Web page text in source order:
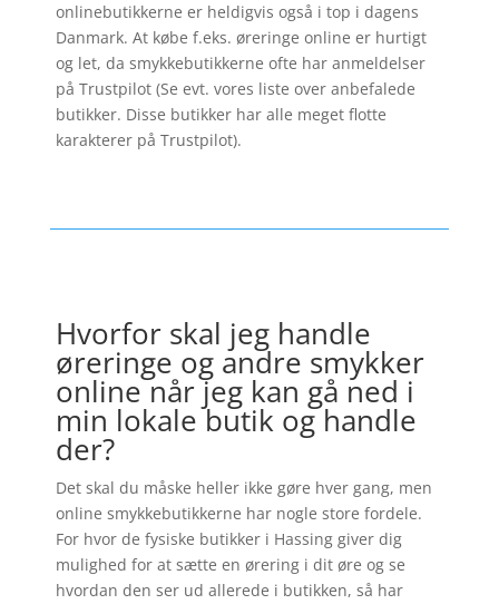
onlinebutikkerne er heldigvis også i top i dagens
Danmark. At købe f.eks. øreringe online er hurtigt
og let, da smykkebutikkerne ofte har anmeldelser
på Trustpilot (Se evt. vores liste over anbefalede
butikker. Disse butikker har alle meget flotte
karakterer på Trustpilot).
Hvorfor skal jeg handle
øreringe og andre smykker
online når jeg kan gå ned i
min lokale butik og handle
der?
Det skal du måske heller ikke gøre hver gang, men
online smykkebutikkerne har nogle store fordele.
For hvor de fysiske butikker i Hassing giver dig
mulighed for at sætte en ørering i dit øre og se
hvordan den ser ud allerede i butikken, så har